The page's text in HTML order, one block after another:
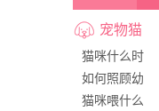
宠物猫
猫咪什么时
如何照顾幼
猫咪喂什么